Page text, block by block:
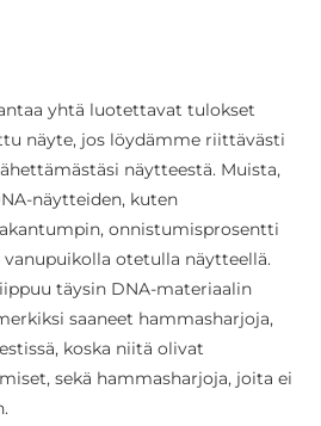
yhtä luotettavat tulokset
näyte, jos löydämme riittävästi
näytteestä. Muista,
näytteiden, kuten
onnistumisprosentti
otetulla näytteellä.
täysin DNA-materiaalin
saaneet hammasharjoja,
koska niitä olivat
sekä hammasharjoja, joita ei